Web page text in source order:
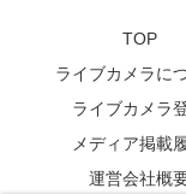
TOP
ライブカメラに
ライブカメラ
メディア掲載
運営会社概